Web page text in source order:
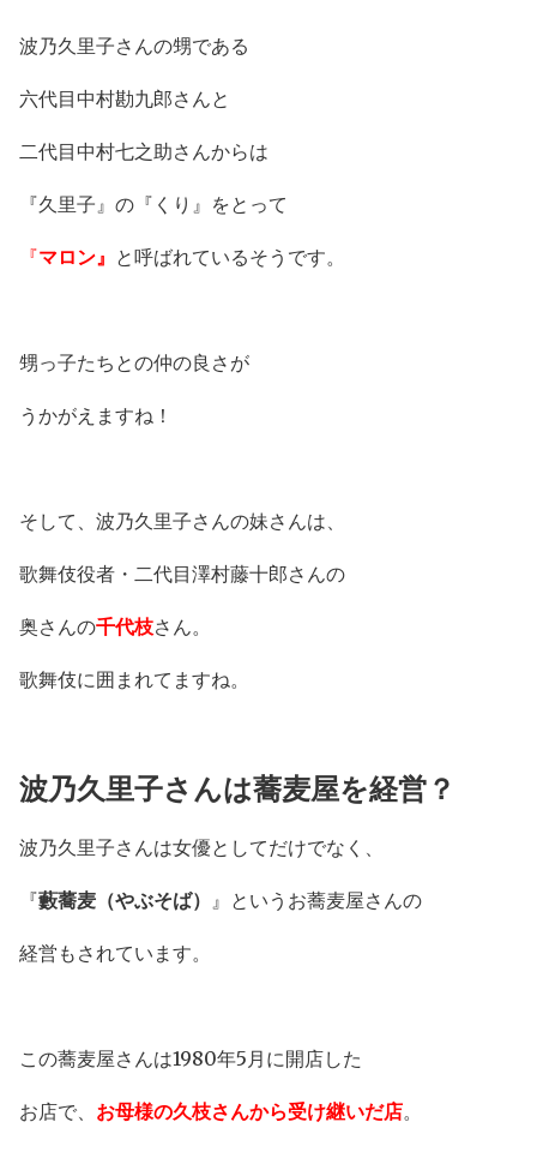
波乃久里子さんの甥である
六代目中村勘九郎さんと
二代目中村七之助さんからは
『久里子』の『くり』をとって
『マロン』 と呼ばれているそうです。
甥っ子たちとの仲の良さが
うかがえますね！
そして、波乃久里子さんの妹さんは、
歌舞伎役者・二代目澤村藤十郎さんの
奥さんの千代枝さん。
歌舞伎に囲まれてますね。
波乃久里子さんは蕎麦屋を経営？
波乃久里子さんは女優としてだけでなく、
『藪蕎麦（やぶそば） 』というお蕎麦屋さんの
経営もされています。
この蕎麦屋さんは1980年5月に開店した
お店で、 お母様の久枝さんから受け継いだ店。